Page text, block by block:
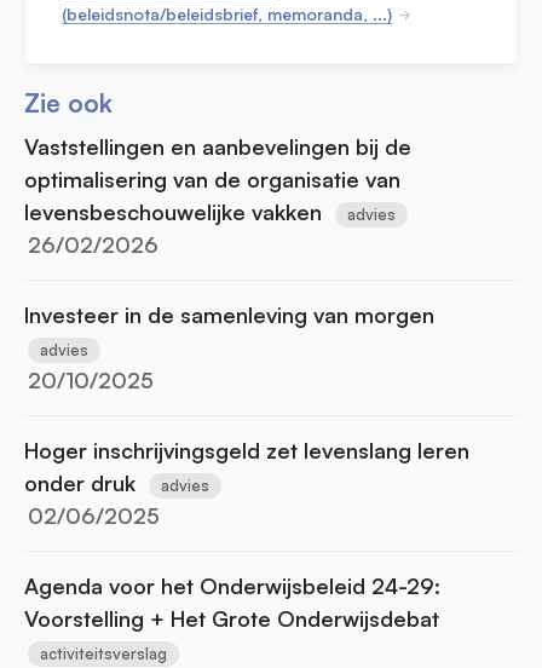
(beleidsnota/beleidsbrief, memoranda, ...)
Zie ook
Vaststellingen en aanbevelingen bij de
optimalisering van de organisatie van
levensbeschouwelijke vakken
advies
26/02/2026
Investeer in de samenleving van morgen
advies
20/10/2025
Hoger inschrijvingsgeld zet levenslang leren
onder druk
advies
02/06/2025
Agenda voor het Onderwijsbeleid 24-29:
Voorstelling + Het Grote Onderwijsdebat
activiteitsverslag